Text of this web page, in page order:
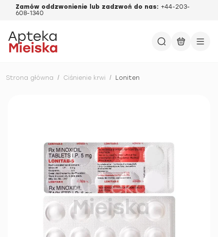
Zamów oddzwonienie lub zadzwoń do nas: +44-203-
608-1340
Strona główna / Ciśnienie krwi / Loniten